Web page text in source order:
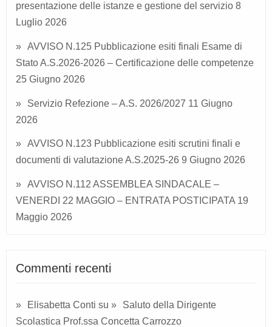
presentazione delle istanze e gestione del servizio 8
Luglio 2026
AVVISO N.125 Pubblicazione esiti finali Esame di
Stato A.S.2026-2026 – Certificazione delle competenze
25 Giugno 2026
Servizio Refezione – A.S. 2026/2027 11 Giugno
2026
AVVISO N.123 Pubblicazione esiti scrutini finali e
documenti di valutazione A.S.2025-26 9 Giugno 2026
AVVISO N.112 ASSEMBLEA SINDACALE –
VENERDI 22 MAGGIO – ENTRATA POSTICIPATA 19
Maggio 2026
Commenti recenti
Elisabetta Conti su
Saluto della Dirigente
Scolastica Prof.ssa Concetta Carrozzo